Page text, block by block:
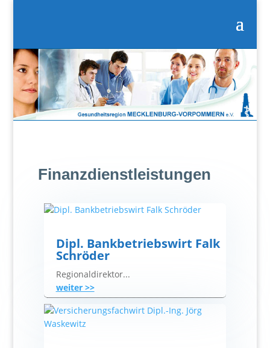
Finanzdienstleistungen
Dipl. Bankbetriebswirt Falk
Schröder
Regionaldirektor...
weiter >>